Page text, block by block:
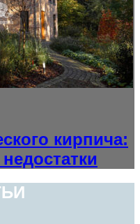
кирпича: